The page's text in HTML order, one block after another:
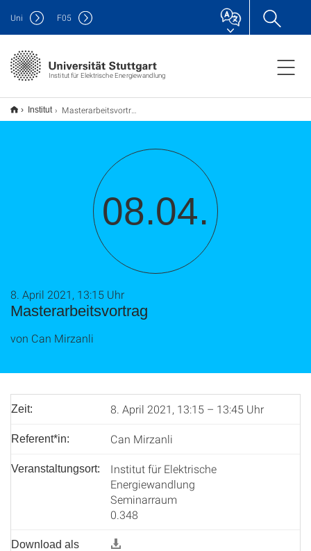
Institut für Elektrische Energiewandlung
Uni F05
Institut Masterarbeitsvortrag
08.04.
Masterarbeitsvortrag
8. April 2021, 13:15 Uhr
von Can Mirzanli
Zeit: 8. April 2021, 13:15 – 13:45 Uhr
Referent*in: Can Mirzanli
Veranstaltungsort:
Institut für Elektrische
Energiewandlung
Seminarraum
0.348
Download als